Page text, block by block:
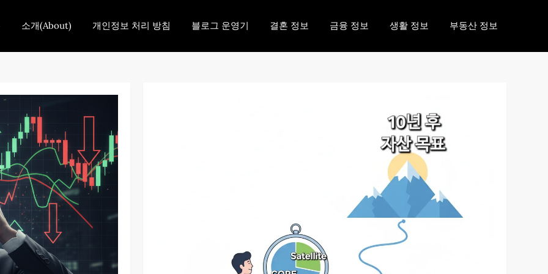
소개(About) 개인정보 처리 방침 블로그 운영기 결혼 정보 금융 정보 생활 정보 부동산 정보